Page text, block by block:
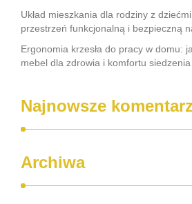
Układ mieszkania dla rodziny z
przestrzeń funkcjonalną i bezpieczną
Ergonomia krzesła do pracy w domu:
mebel dla zdrowia i komfortu siedzenia
Najnowsze
Archiwa